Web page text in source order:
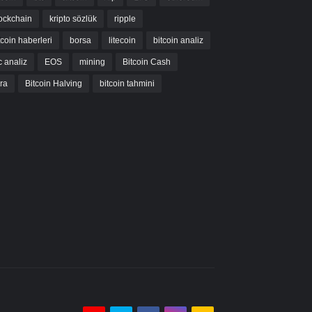
kripto sözlük ripple
haberleri borsa litecoin bitcoin analiz
analiz EOS mining Bitcoin Cash
Bitcoin Halving bitcoin tahmini